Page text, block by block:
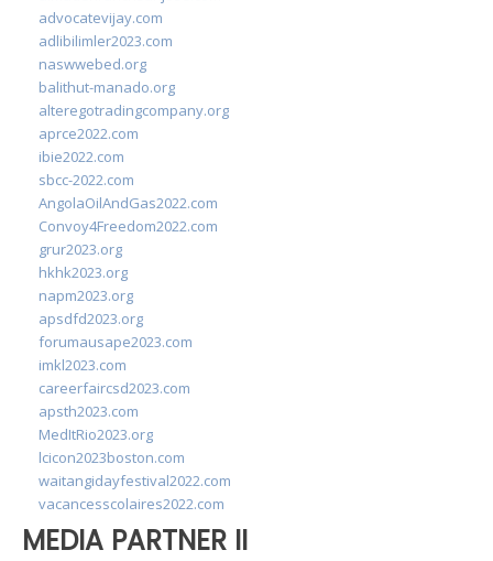
advocatevijay.com
adlibilimler2023.com
naswwebed.org
balithut-manado.org
alteregotradingcompany.org
aprce2022.com
ibie2022.com
sbcc-2022.com
AngolaOilAndGas2022.com
Convoy4Freedom2022.com
grur2023.org
hkhk2023.org
napm2023.org
apsdfd2023.org
forumausape2023.com
imkl2023.com
careerfaircsd2023.com
apsth2023.com
MedItRio2023.org
lcicon2023boston.com
waitangidayfestival2022.com
vacancesscolaires2022.com
MEDIA PARTNER II